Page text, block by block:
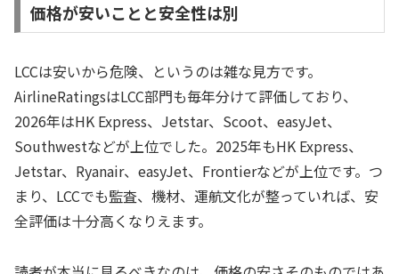
価格が安いことと安全性は別
LCCは安いから危険、というのは雑な見方です。
AirlineRatingsはLCC部門も毎年分けて評価しており、
2026年はHK Express、Jetstar、Scoot、easyJet、
Southwestなどが上位でした。2025年もHK Express、
Jetstar、Ryanair、easyJet、Frontierなどが上位です。つ
まり、LCCでも監査、機材、運航文化が整っていれば、安
全評価は十分高くなりえます。